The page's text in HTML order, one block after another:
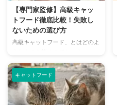
大切です。ただ安いキャットフー
ドであればいい、というわけでは
ないので、重要なポイントをおさ
えておく必要があります。 この
記事では価格の安いフード選びの
較、リーズナブルなキャットフー
ド ...
【専門家監修】高級キャッ
トフード徹底比較！失敗し
ないための選び方
高級キャットフード、とはどのよ
簡単にいうと厳選した材料や成分
などが使われているものですが、
その他に市販のフードとの違いは
あるのかなど詳しく解説をしてい
ます。 また、上手な選び方や注
キャットフード